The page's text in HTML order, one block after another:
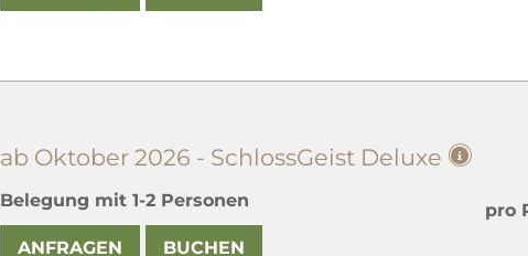
ab Oktober 2026 - SchlossGeist Deluxe
Belegung mit 1-2 Personen
ANFRAGEN BUCHEN
pro